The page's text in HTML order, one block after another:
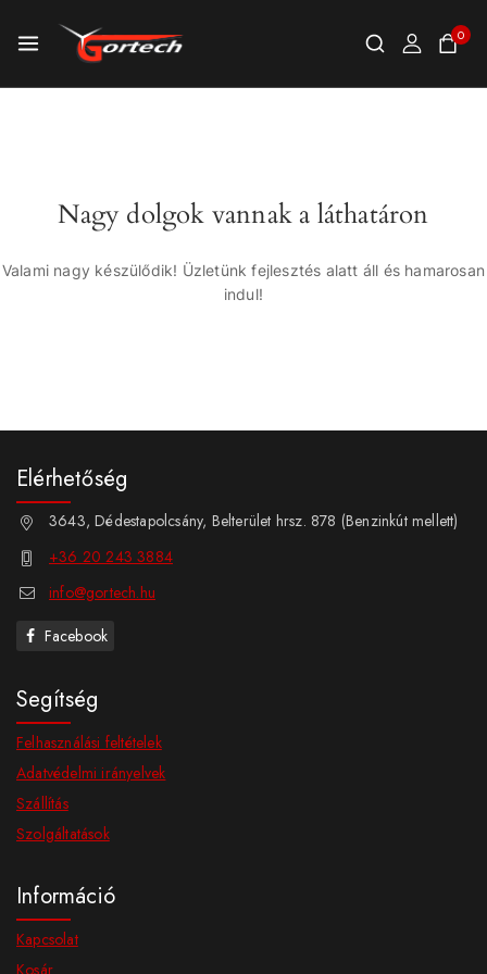
0
Nagy dolgok vannak a láthatáron
Valami nagy készülődik! Üzletünk fejlesztés alatt áll és hamarosan
indul!
Elérhetőség
3643, Dédestapolcsány, Belterület hrsz. 878 (Benzinkút mellett)
+36 20 243 3884
info@gortech.hu
Facebook
Segítség
Felhasználási feltételek
Adatvédelmi irányelvek
Szállítás
Szolgáltatások
Információ
Kapcsolat